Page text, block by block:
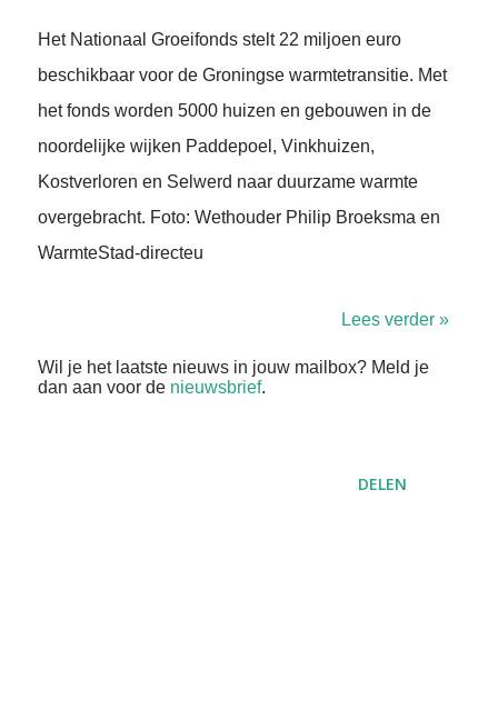
Het Nationaal Groeifonds stelt 22 miljoen euro
beschikbaar voor de Groningse warmtetransitie. Met
het fonds worden 5000 huizen en gebouwen in de
noordelijke wijken Paddepoel, Vinkhuizen,
Kostverloren en Selwerd naar duurzame warmte
overgebracht. Foto: Wethouder Philip Broeksma en
WarmteStad-directeu
Lees verder »
Wil je het laatste nieuws in jouw mailbox? Meld je
dan aan voor de nieuwsbrief.
DELEN